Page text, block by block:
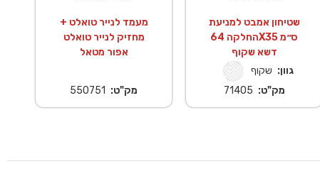
שטיחון אמבט למניעת
החלקה 64X35 ס״מ
דשא שקוף
גוון: שקוף
מק"ט: 71405
מעמד לנייר טואלט +
מחזיק לנייר טואלט
אפור מטאל
מק"ט: 550751